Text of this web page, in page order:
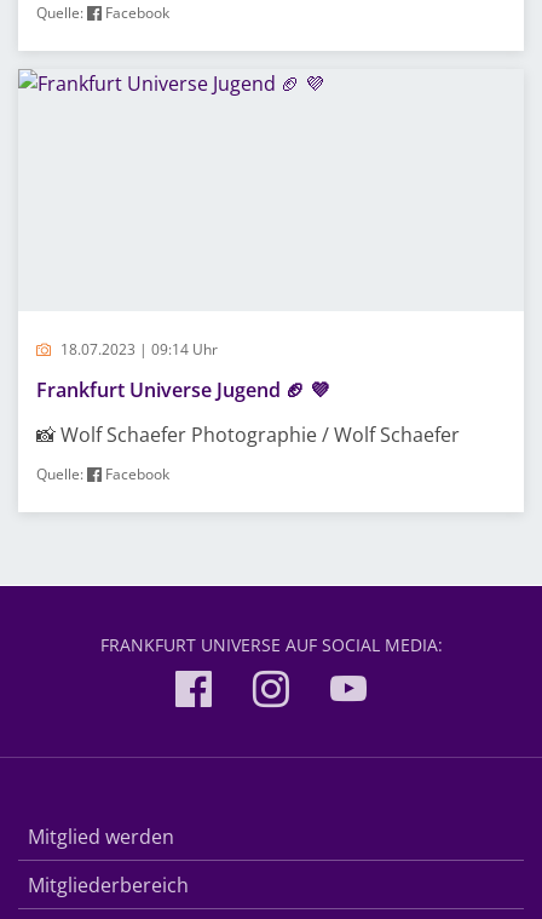
Quelle: Facebook
18.07.2023 | 09:14 Uhr
Frankfurt Universe Jugend 🏈 💜
📸 Wolf Schaefer Photographie / Wolf Schaefer
Quelle: Facebook
FRANKFURT UNIVERSE AUF SOCIAL MEDIA:
Mitglied werden
Mitgliederbereich